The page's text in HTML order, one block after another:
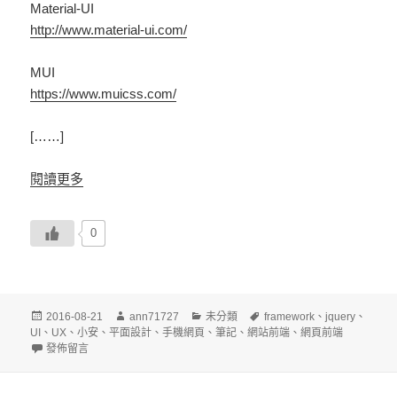
Material-UI
http://www.material-ui.com/
MUI
https://www.muicss.com/
[……]
閱讀更多
0
發
佈
日
2016-08-21
作
者
ann71727
分
類
未分類
標
籤
framework 、jquery 、
UI 、 UX 、小安 、平面設計 、手機網頁 、筆記 、網站前端 、網頁前端
在〈網頁前端 framework 整理〉
發佈留言